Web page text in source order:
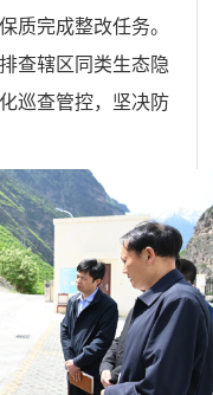
质完成整改任务。
查辖区同类生态隐
巡查管控，坚决防